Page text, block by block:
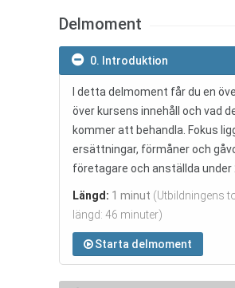
Delmoment
0. Introduktion
I detta delmoment får du en
över kursens innehåll och vad
kommer att behandla. Fokus
ersättningar, förmåner och
företagare och anställda under
Längd: 1 minut (Utbildningens
längd: 46 minuter)
Starta delmoment